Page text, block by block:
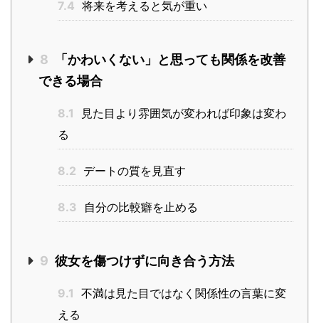
7.4 将来を考えると気が重い
8
「かわいくない」と思っても関係を改善
できる場合
8.1
見た目より雰囲気が変われば印象は変わ
る
8.2 デートの質を見直す
8.3 自分の比較癖を止める
9 彼女を傷つけずに向き合う方法
9.1 不満は見た目ではなく関係性の言葉に変
える